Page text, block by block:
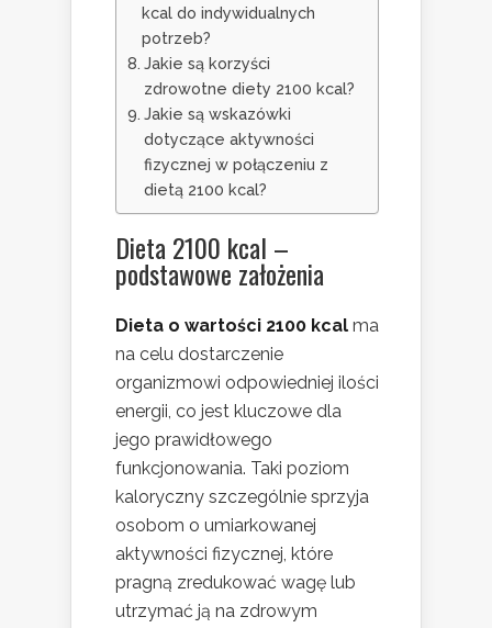
kcal do indywidualnych
potrzeb?
Jakie są korzyści
zdrowotne diety 2100 kcal?
Jakie są wskazówki
dotyczące aktywności
fizycznej w połączeniu z
dietą 2100 kcal?
Dieta 2100 kcal –
podstawowe założenia
Dieta o wartości 2100 kcal ma
na celu dostarczenie
organizmowi odpowiedniej ilości
energii, co jest kluczowe dla
jego prawidłowego
funkcjonowania. Taki poziom
kaloryczny szczególnie sprzyja
osobom o umiarkowanej
aktywności fizycznej, które
pragną zredukować wagę lub
utrzymać ją na zdrowym